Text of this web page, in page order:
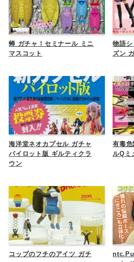
蝉 ガチャ！セミナール ミニ
マスコット
物語
ズン
海洋堂ネオカプセル ガチャ
パイロット版 ギルティクラ
ウン
有毒
ルQミ
コップのフチのアイツ ガチ